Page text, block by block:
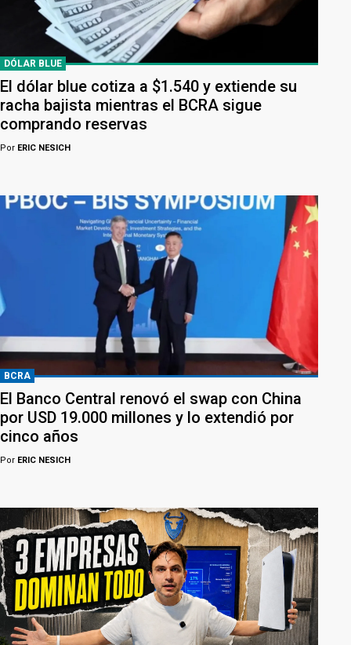
DÓLAR BLUE
El dólar blue cotiza a $1.540 y extiende su
racha bajista mientras el BCRA sigue
comprando reservas
Por ERIC NESICH
BCRA
El Banco Central renovó el swap con China
por USD 19.000 millones y lo extendió por
cinco años
Por ERIC NESICH